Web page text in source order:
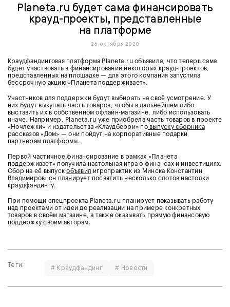
Planeta.ru будет сама финансировать
крауд-проекты, представленные
на платформе
26 октября 2020
Краудфандинговая платформа Planeta.ru объявила, что теперь сама
будет участвовать в финансировании некоторых крауд-проектов,
представленных на площадке — для этого компания запустила
бессрочную акцию «Планета поддерживает».
Участников для поддержки будут выбирать на своё усмотрение. У
них будут выкупать часть товаров, чтобы в дальнейшем либо
выставить их в собственном офлайн-магазине, либо использовать
иначе. Например, Planeta.ru уже приобрела часть товаров в проекте
«Ночлежки» и издательства «Клаудберри» повыпуску сборника
рассказов «Дом» — они пойдут на корпоративные подарки
партнёрам платформы.
Первой частичное финансирование в рамках «Планета
поддерживает» получила настольная игра о финансах и инвестициях.
Сбор на её выпускобъявил игропрактик из Минска Константин
Владимиров: он планирует посвятить несколько слотов настолки
краудфандингу.
При помощи спецпроекта Planeta.ru планирует показывать работу
над проектами от идеи до реализации на примере конкретных
товаров в своём магазине, а также оказывать прямую финансовую
поддержку своим авторам.
Теги: # Краудфандинг # Новости